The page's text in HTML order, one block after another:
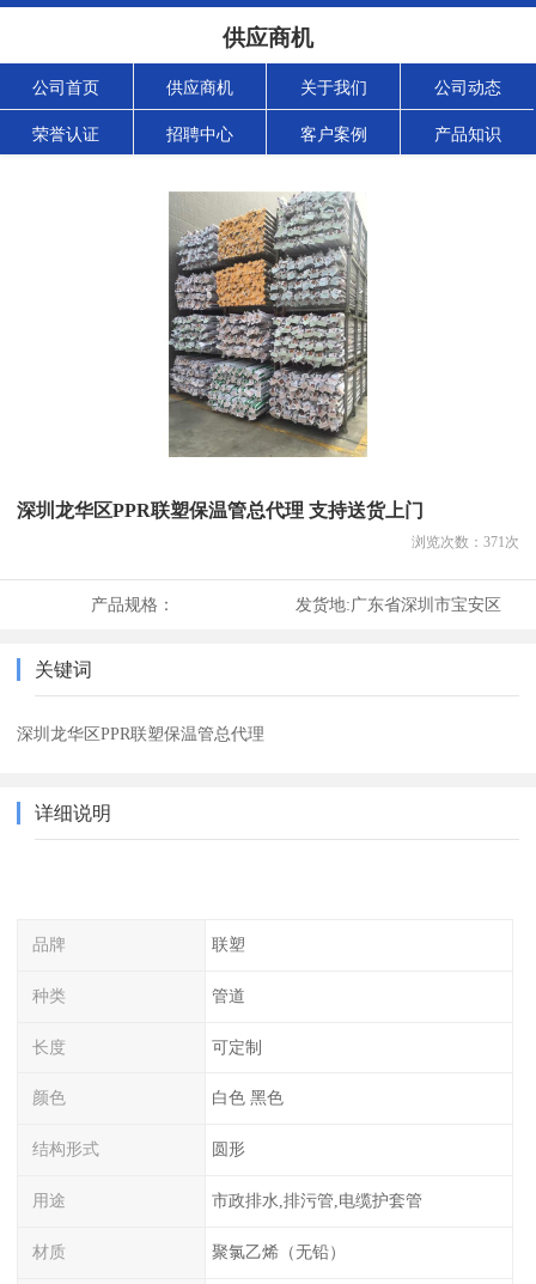
供应商机
公司首页 供应商机 关于我们 公司动态
荣誉认证 招聘中心 客户案例 产品知识
深圳龙华区PPR联塑保温管总代理 支持送货上门
浏览次数： 371次
产品规格： 发货地:广东省深圳市宝安区
关键词
深圳龙华区PPR联塑保温管总代理
详细说明
品牌 联塑
种类 管道
长度 可定制
颜色 白色 黑色
结构形式 圆形
用途 市政排水,排污管,电缆护套管
材质 聚氯乙烯（无铅）